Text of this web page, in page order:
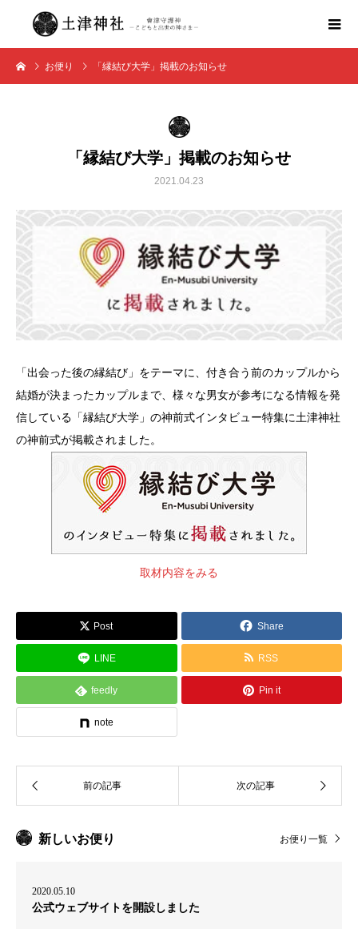
お便り 「縁結び大学」掲載のお知らせ
「縁結び大学」掲載のお知らせ
2021.04.23
「出会った後の縁結び」をテーマに、付き合う前のカップルから
結婚が決まったカップルまで、様々な男女が参考になる情報を発
信している「縁結び大学」の神前式インタビュー特集に土津神社
の神前式が掲載されました。
取材内容をみる
Post Share
LINE RSS
feedly Pin it
note
新しいお便り お便り一覧
2020.05.10
公式ウェブサイトを開設しました